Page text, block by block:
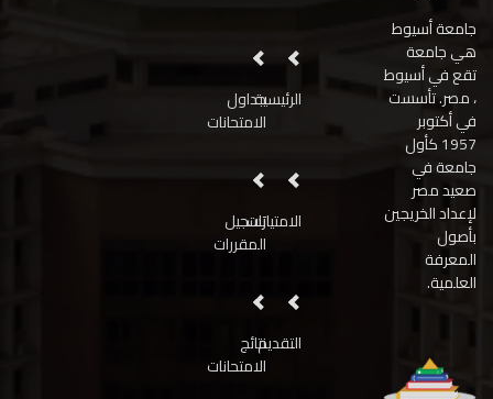
جامعة أسيوط
هي جامعة
تقع في أسيوط
، مصر. تأسست
في أكتوبر
1957 كأول
جامعة في
صعيد مصر
لإعداد الخريجين
بأصول
المعرفة
العلمية.
الرئيسيةجداول
الامتحانات
الامتيازاتتسجيل
المقررات
التقديمنتائج
الامتحانات